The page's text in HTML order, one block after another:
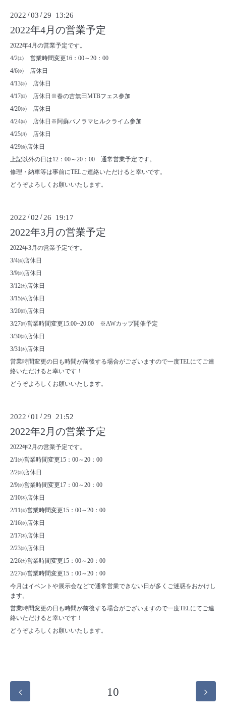
2022 /03 / 29 13:26
2022年4月の営業予定
2022年4月の営業予定です。
4/2㈯ 営業時間変更16：00～20：00
4/6㈬ 店休日
4/13㈬ 店休日
4/17㈰ 店休日※春の吉無田MTBフェス参加
4/20㈬ 店休日
4/24㈰ 店休日※阿蘇パノラマヒルクライム参加
4/25㈪ 店休日
4/29㈮店休日
上記以外の日は12：00～20：00 通常営業予定です。
修理・納車等は事前にTELご連絡いただけると幸いです。
どうぞよろしくお願いいたします。
2022 /02 / 26 19:17
2022年3月の営業予定
2022年3月の営業予定です。
3/4㈮店休日
3/9㈬店休日
3/12㈯店休日
3/15㈫店休日
3/20㈰店休日
3/27㈰営業時間変更15:00~20:00 ※AWカップ開催予定
3/30㈬店休日
3/31㈭店休日
営業時間変更の日も時間が前後する場合がございますので一度TELにてご連
絡いただけると幸いです！
どうぞよろしくお願いいたします。
2022 /01 / 29 21:52
2022年2月の営業予定
2022年2月の営業予定です。
2/1㈫営業時間変更15：00～20：00
2/2㈬店休日
2/9㈬営業時間変更17：00～20：00
2/10㈭店休日
2/11㈮営業時間変更15：00～20：00
2/16㈬店休日
2/17㈭店休日
2/23㈬店休日
2/26㈯営業時間変更15：00～20：00
2/27㈰営業時間変更15：00～20：00
今月はイベントや展示会などで通常営業できない日が多くご迷惑をおかけし
ます。
営業時間変更の日も時間が前後する場合がございますので一度TELにてご連
絡いただけると幸いです！
どうぞよろしくお願いいたします。
10